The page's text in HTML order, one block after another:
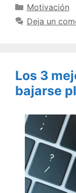
Categorías
Motivación
Deja un
Los 3
bajarse